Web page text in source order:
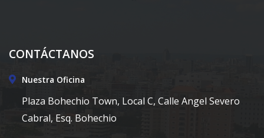
CONTÁCTANOS
Nuestra Oficina
Plaza Bohechio Town, Local C, Calle Angel Severo
Cabral, Esq. Bohechio